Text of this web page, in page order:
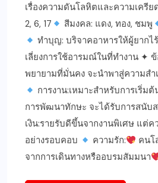
เรื่องความดันโลหิตและความเครีย
2, 6, 17
สีมงคล: แดง, ทอง, ชมพู
ทำบุญ: บริจาคอาหารให้ผู้ยากไร้
เลี่ยงการใช้อารมณ์ในที่ทำงาน ✦
พยายามที่มั่นคง จะนำพาสู่ความสำ
การงาน:เหมาะสำหรับการเริ่ม
การพัฒนาทักษะ จะได้รับการสนับ
เงิน:รายรับดีขึ้นจากงานพิเศษ แต่
อย่างรอบคอบ
ความรัก:
คนโ
จากการเดินทางหรืออบรมสัมมนา